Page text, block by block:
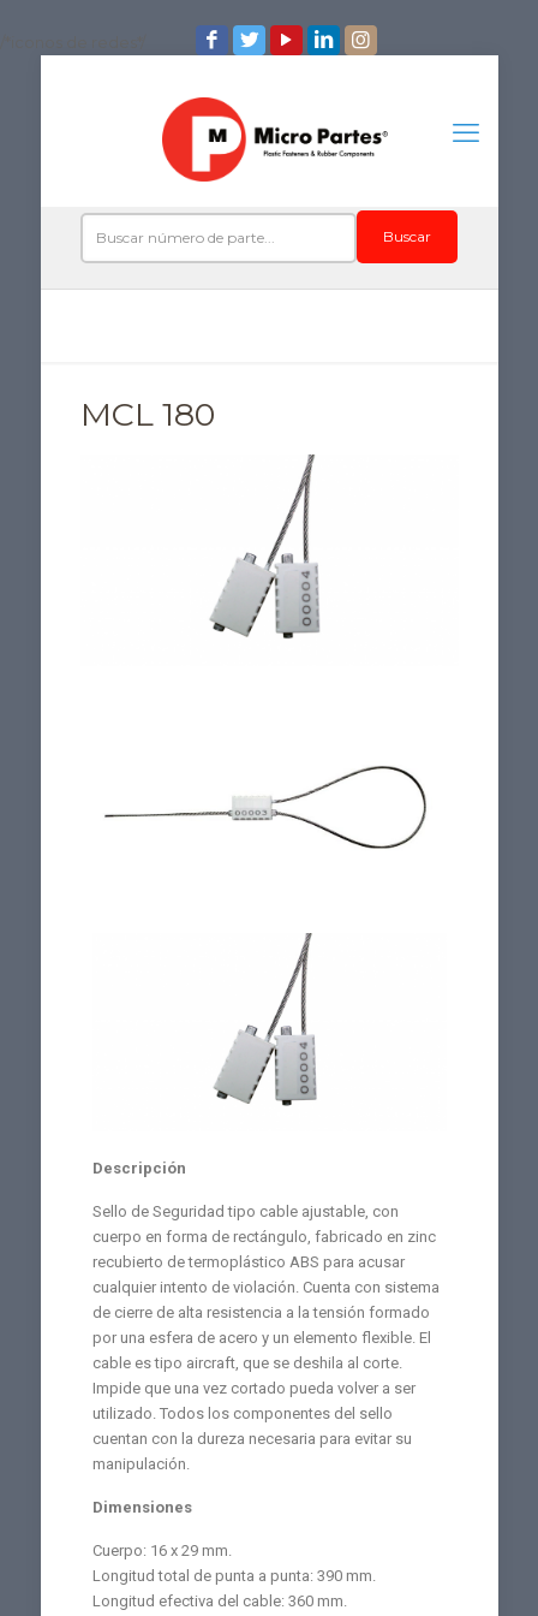
Buscar
MCL 180
Descripción
Sello de Seguridad tipo cable ajustable, con
cuerpo en forma de rectángulo, fabricado en zinc
recubierto de termoplástico ABS para acusar
cualquier intento de violación. Cuenta con sistema
de cierre de alta resistencia a la tensión formado
por una esfera de acero y un elemento flexible. El
cable es tipo aircraft, que se deshila al corte.
Impide que una vez cortado pueda volver a ser
utilizado. Todos los componentes del sello
cuentan con la dureza necesaria para evitar su
manipulación.
Dimensiones
Cuerpo: 16 x 29 mm.
Longitud total de punta a punta: 390 mm.
Longitud efectiva del cable: 360 mm.